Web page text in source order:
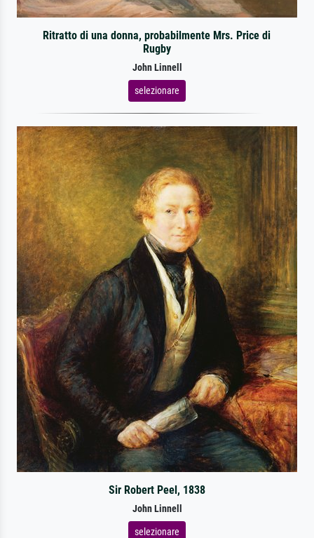
Ritratto di una donna, probabilmente Mrs. Price di
Rugby
John Linnell
selezionare
Sir Robert Peel, 1838
John Linnell
selezionare